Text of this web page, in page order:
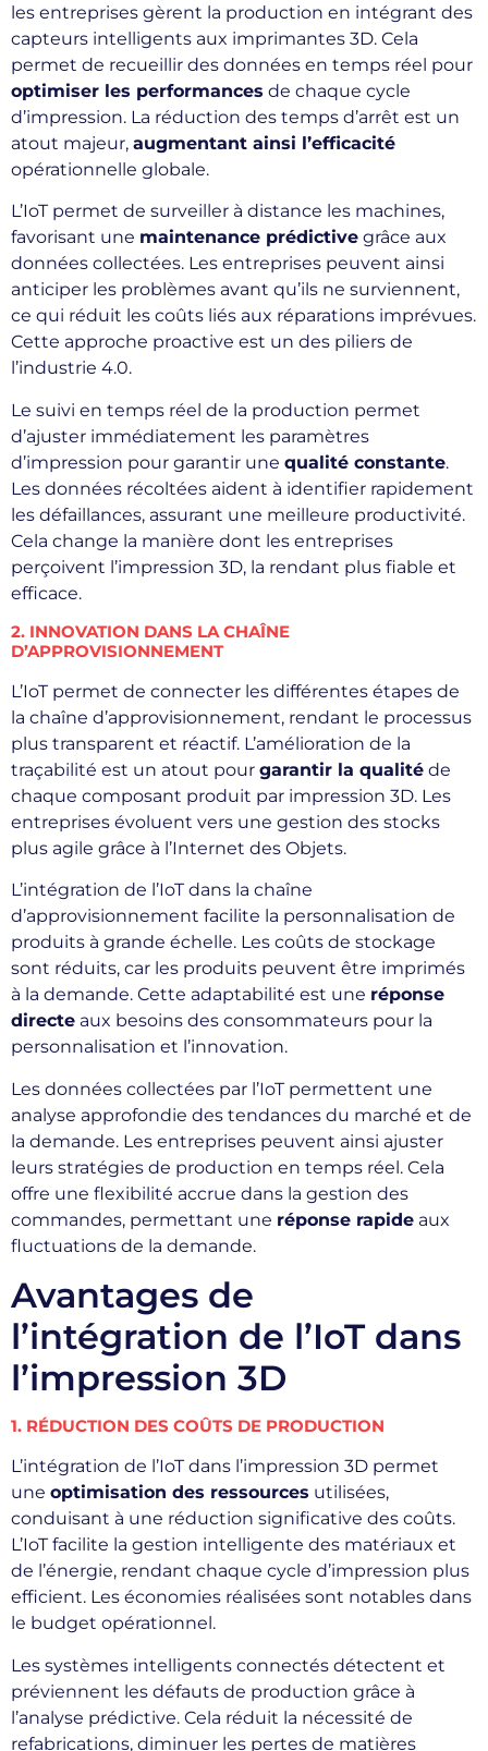
les entreprises gèrent la production en intégrant des
capteurs intelligents aux imprimantes 3D. Cela
permet de recueillir des données en temps réel pour
optimiser les performances de chaque cycle
d’impression. La réduction des temps d’arrêt est un
atout majeur, augmentant ainsi l’efficacité
opérationnelle globale.
L’IoT permet de surveiller à distance les machines,
favorisant une maintenance prédictive grâce aux
données collectées. Les entreprises peuvent ainsi
anticiper les problèmes avant qu’ils ne surviennent,
ce qui réduit les coûts liés aux réparations imprévues.
Cette approche proactive est un des piliers de
l’industrie 4.0.
Le suivi en temps réel de la production permet
d’ajuster immédiatement les paramètres
d’impression pour garantir une qualité constante.
Les données récoltées aident à identifier rapidement
les défaillances, assurant une meilleure productivité.
Cela change la manière dont les entreprises
perçoivent l’impression 3D, la rendant plus fiable et
efficace.
2. INNOVATION DANS LA CHAÎNE
D’APPROVISIONNEMENT
L’IoT permet de connecter les différentes étapes de
la chaîne d’approvisionnement, rendant le processus
plus transparent et réactif. L’amélioration de la
traçabilité est un atout pour garantir la qualité de
chaque composant produit par impression 3D. Les
entreprises évoluent vers une gestion des stocks
plus agile grâce à l’Internet des Objets.
L’intégration de l’IoT dans la chaîne
d’approvisionnement facilite la personnalisation de
produits à grande échelle. Les coûts de stockage
sont réduits, car les produits peuvent être imprimés
à la demande. Cette adaptabilité est une réponse
directe aux besoins des consommateurs pour la
personnalisation et l’innovation.
Les données collectées par l’IoT permettent une
analyse approfondie des tendances du marché et de
la demande. Les entreprises peuvent ainsi ajuster
leurs stratégies de production en temps réel. Cela
offre une flexibilité accrue dans la gestion des
commandes, permettant une réponse rapide aux
fluctuations de la demande.
Avantages de
l’intégration de l’IoT dans
l’impression 3D
1. RÉDUCTION DES COÛTS DE PRODUCTION
L’intégration de l’IoT dans l’impression 3D permet
une optimisation des ressources utilisées,
conduisant à une réduction significative des coûts.
L’IoT facilite la gestion intelligente des matériaux et
de l’énergie, rendant chaque cycle d’impression plus
efficient. Les économies réalisées sont notables dans
le budget opérationnel.
Les systèmes intelligents connectés détectent et
préviennent les défauts de production grâce à
l’analyse prédictive. Cela réduit la nécessité de
refabrications, diminuer les pertes de matières